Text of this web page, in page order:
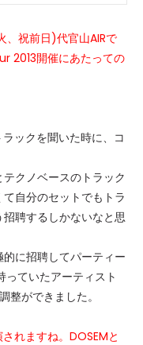
、祝前日)代官山AIRで
開催にあたっての
ックを聞いた時に、コ
クノベースのトラック
自分のセットでもトラ
聘するしかないなと思
に招聘してパーティー
っていたアーティスト
整ができました。
れますね。DOSEMと